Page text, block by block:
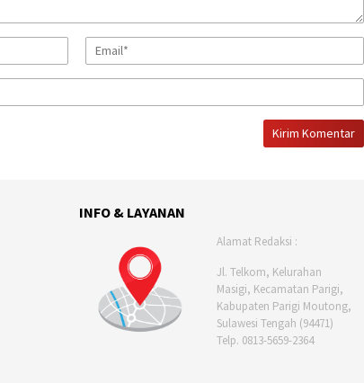
INFO & LAYANAN
Alamat Redaksi :
Jl. Telkom, Kelurahan
Masigi, Kecamatan Parigi,
Kabupaten Parigi Moutong,
Sulawesi Tengah (94471)
Telp. 0813-5659-2364